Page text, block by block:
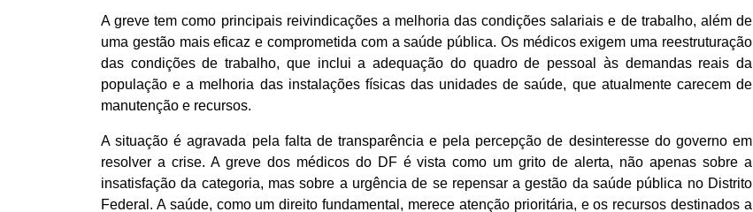
A greve tem como principais reivindicações a melhoria das condições salariais e de trabalho, além de
uma gestão mais eficaz e comprometida com a saúde pública. Os médicos exigem uma reestruturação
das condições de trabalho, que inclui a adequação do quadro de pessoal às demandas reais da
população e a melhoria das instalações físicas das unidades de saúde, que atualmente carecem de
manutenção e recursos.
A situação é agravada pela falta de transparência e pela percepção de desinteresse do governo em
resolver a crise. A greve dos médicos do DF é vista como um grito de alerta, não apenas sobre a
insatisfação da categoria, mas sobre a urgência de se repensar a gestão da saúde pública no Distrito
Federal. A saúde, como um direito fundamental, merece atenção prioritária, e os recursos destinados a